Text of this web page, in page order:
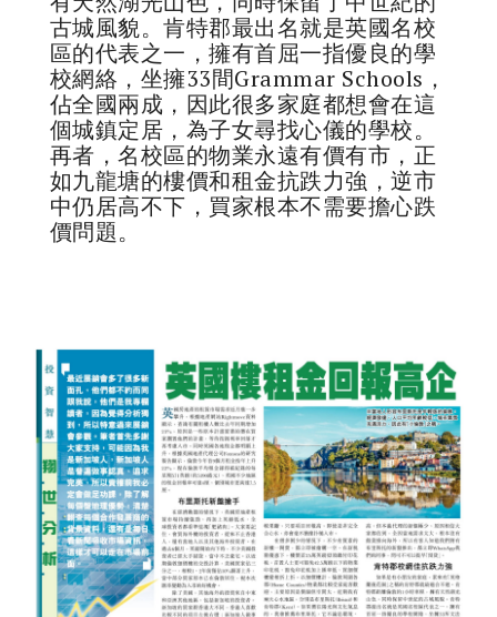
古城風貌。肯特郡最出名就是英國名校
區的代表之一，擁有首屈一指優良的學
校網絡，坐擁33間Grammar Schools，
佔全國兩成，因此很多家庭都想會在這
個城鎮定居，為子女尋找心儀的學校。
再者，名校區的物業永遠有價有市，正
如九龍塘的樓價和租金抗跌力強，逆市
中仍居高不下，買家根本不需要擔心跌
價問題。